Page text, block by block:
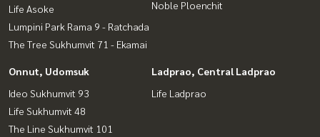
Life Asoke
Lumpini Park Rama 9 - Ratchada
The Tree Sukhumvit 71 - Ekamai
Noble Ploenchit
Onnut, Udomsuk
Ideo Sukhumvit 93
Life Sukhumvit 48
The Line Sukhumvit 101
Ladprao, Central Ladprao
Life Ladprao